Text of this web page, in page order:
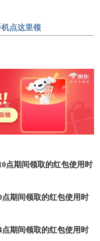
机点这里领
点期间领取的红包使用时
点期间领取的红包使用时
点期间领取的红包使用时